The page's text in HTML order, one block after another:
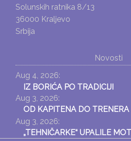
Solunskih ratnika 8/13
36000 Kraljevo
Srbija
Novosti
Aug 4, 2026:
IZ BORIĆA PO TRADICIJI
Aug 3, 2026:
OD KAPITENA DO TRENERA
Aug 3, 2026:
„TEHNIČARKE“ UPALILE